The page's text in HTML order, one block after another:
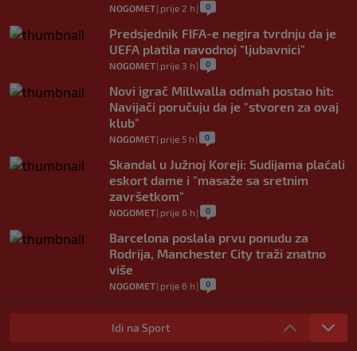
NOGOMET| prije 2 h | 0
Predsjednik FIFA-e negira tvrdnju da je
UEFA platila navodnoj "ljubavnici"
NOGOMET| prije 3 h | 0
Novi igrač Millwalla odmah postao hit:
Navijači poručuju da je "stvoren za ovaj
klub"
NOGOMET| prije 5 h | 0
Skandal u Južnoj Koreji: Sudijama plaćali
eskort dame i "masaže sa sretnim
završetkom"
NOGOMET| prije 6 h | 0
Barcelona poslala prvu ponudu za
Rodrija, Manchester City traži znatno
više
NOGOMET| prije 6 h | 0
Dalić će postati najskuplji hrvatski
trener u historiji i jedan od najplaćenijih
Idi na Sport